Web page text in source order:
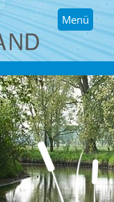
Menü